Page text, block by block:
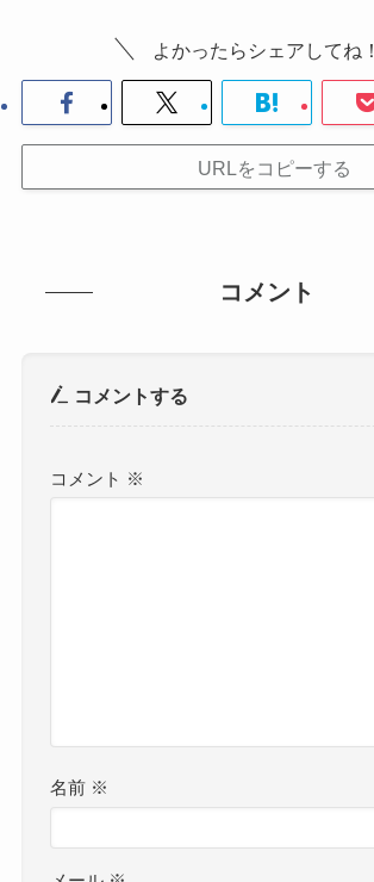
よかったらシェアしてね！
URLをコピーする
コメント
コメントする
コメント ※
名前 ※